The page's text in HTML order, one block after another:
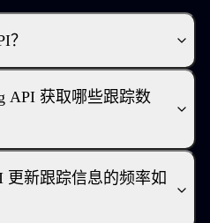
？
API 获取哪些跟踪数
更新跟踪信息的频率如